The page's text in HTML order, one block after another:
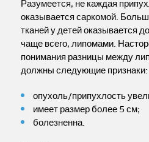
Разумеется, не каждая
оказывается саркомой.
тканей у детей оказывается
чаще всего, липомами.
понимания разницы между
должны следующие признаки:
опухоль/припухлость
имеет размер более 5 см;
болезненна.